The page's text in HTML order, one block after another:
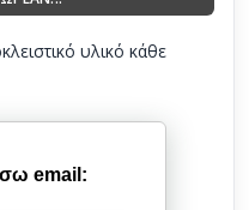
υλικό κάθε
email: